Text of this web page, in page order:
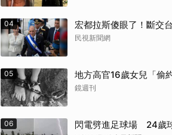
04 宏都拉斯傻眼了！斷交
民視新聞網
05 地方高官16歲女兒「偷
鏡週刊
06 閃電劈進足球場 24歲